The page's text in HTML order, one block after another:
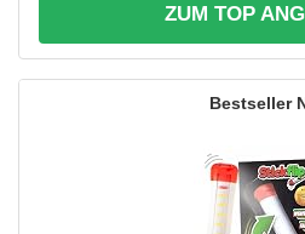
ZUM TOP